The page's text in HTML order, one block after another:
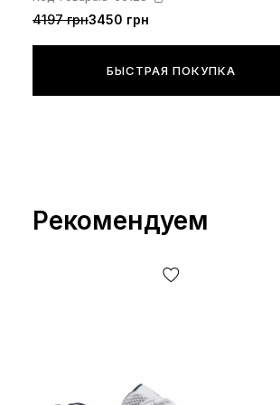
4197 грн3450 грн
БЫСТРАЯ ПОКУПКА
Рекомендуем